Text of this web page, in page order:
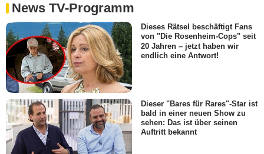
News TV-Programm
Dieses Rätsel beschäftigt Fans
von "Die Rosenheim-Cops" seit
20 Jahren – jetzt haben wir
endlich eine Antwort!
Dieser "Bares für Rares"-Star ist
bald in einer neuen Show zu
sehen: Das ist über seinen
Auftritt bekannt